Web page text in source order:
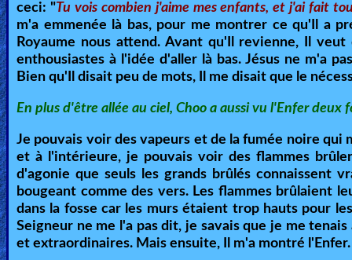
Warfare
Revelations
Testimonies
Evangelism
ceci: "Tu vois combien j'aime mes enfants, et j'ai fait
m'a emmenée là bas, pour me montrer ce qu'Il a
Royaume nous attend. Avant qu'Il revienne, Il
enthousiastes à l'idée d'aller là bas. Jésus ne m'a
Bien qu'Il disait peu de mots, Il me disait que le
En plus d'être allée au ciel, Choo a aussi vu l'Enfer deux
Je pouvais voir des vapeurs et de la fumée noire
et à l'intérieure, je pouvais voir des flammes
d'agonie que seuls les grands brûlés connaissent
bougeant comme des vers. Les flammes brûlaient
dans la fosse car les murs étaient trop hauts pour
Seigneur ne me l'a pas dit, je savais que je me
et extraordinaires. Mais ensuite, Il m'a montré